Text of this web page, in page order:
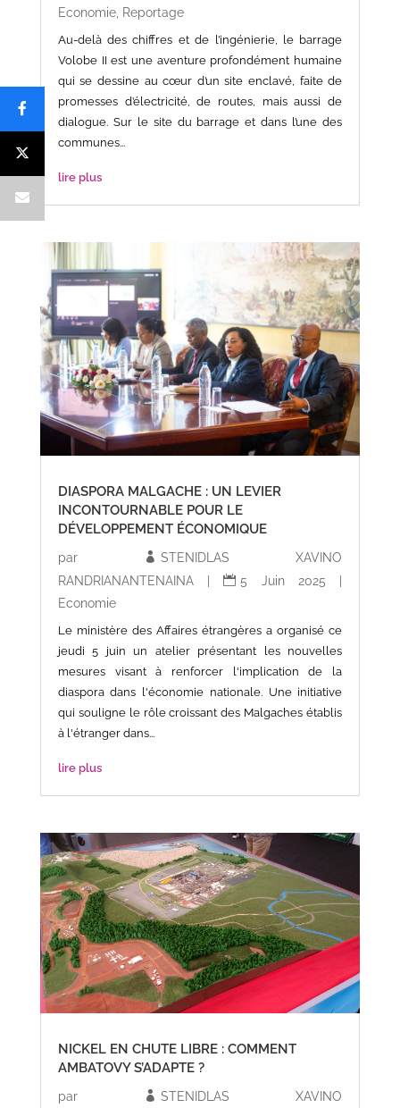
Economie, Reportage
Au-delà des chiffres et de l’ingénierie, le barrage
Volobe II est une aventure profondément humaine
qui se dessine au cœur d’un site enclavé, faite de
promesses d’électricité, de routes, mais aussi de
dialogue. Sur le site du barrage et dans l’une des
communes...
lire plus
DIASPORA MALGACHE : UN LEVIER
INCONTOURNABLE POUR LE
DÉVELOPPEMENT ÉCONOMIQUE
par
STENIDLAS XAVINO
RANDRIANANTENAINA| 5 Juin 2025
Economie
Le ministère des Affaires étrangères a organisé ce
jeudi 5 juin un atelier présentant les nouvelles
mesures visant à renforcer l'implication de la
diaspora dans l'économie nationale. Une initiative
qui souligne le rôle croissant des Malgaches établis
à l'étranger dans...
lire plus
NICKEL EN CHUTE LIBRE : COMMENT
AMBATOVY S’ADAPTE ?
par
STENIDLAS XAVINO